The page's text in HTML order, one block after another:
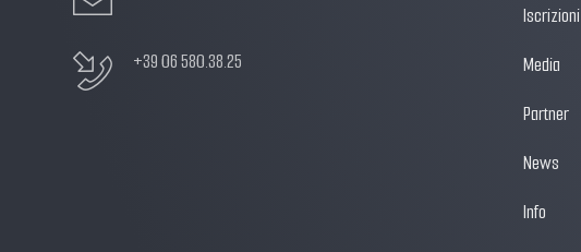
+39 06 580.38.25
Iscrizioni
Media
Partner
News
Info